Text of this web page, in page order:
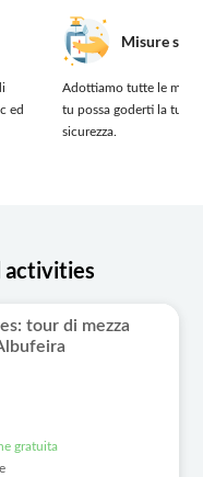
ed
Misure
Adottiamo tutte le
tu possa goderti la tua
sicurezza.
activities
tour di mezza
gratuita